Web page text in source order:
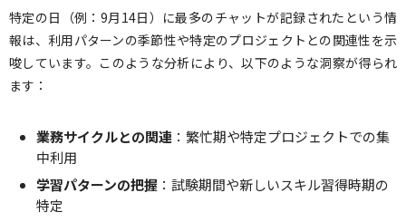
特定の日（例：9月14日）に最多のチャットが記録されたという情
報は、利用パターンの季節性や特定のプロジェクトとの関連性を示
唆しています。このような分析により、以下のような洞察が得られ
ます：
業務サイクルとの関連 ：繁忙期や特定プロジェクトでの集
中利用
学習パターンの把握 ：試験期間や新しいスキル習得時期の
特定